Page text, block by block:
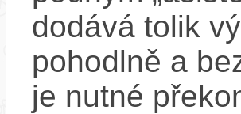
dodává tolik
pohodlně a
je nutné